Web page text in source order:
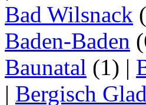
Bad Wilsnack
Baden-Baden
Baunatal (1) |
| Bergisch